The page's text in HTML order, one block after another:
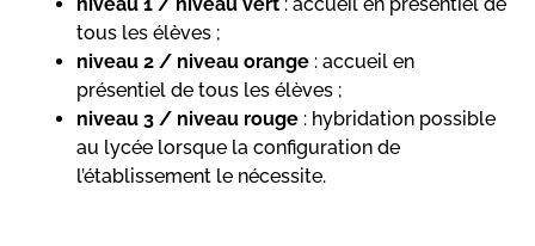
tous les élèves ;
niveau 2 / niveau orange : accueil en
présentiel de tous les élèves ;
niveau 3 / niveau rouge : hybridation possible
au lycée lorsque la configuration de
l’établissement le nécessite.